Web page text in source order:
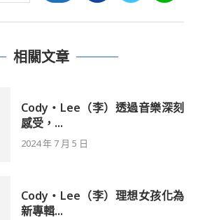
相關文章
Cody・Lee（李）透過音樂深刻
感受，...
2024 年 7 月 5 日
Cody・Lee（李）理想女孩化為
新專輯...